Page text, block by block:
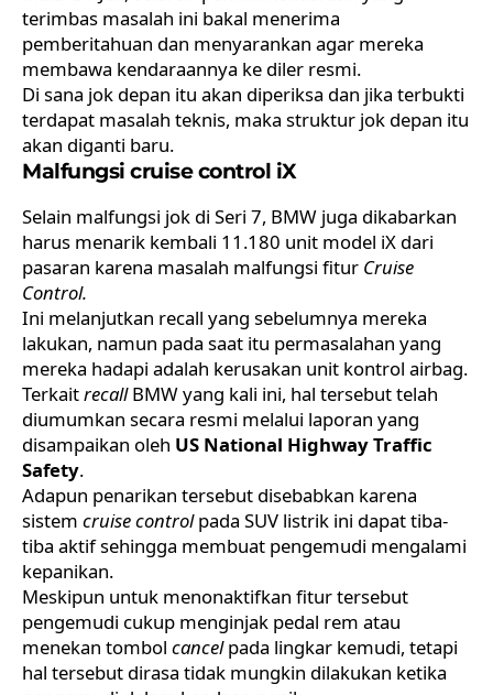
terimbas masalah ini bakal menerima
pemberitahuan dan menyarankan agar mereka
membawa kendaraannya ke diler resmi.
Di sana jok depan itu akan diperiksa dan jika terbukti
terdapat masalah teknis, maka struktur jok depan itu
akan diganti baru.
Malfungsi cruise control iX
Selain malfungsi jok di Seri 7, BMW juga dikabarkan
harus menarik kembali 11.180 unit model iX dari
pasaran karena masalah malfungsi fitur Cruise
Control.
Ini melanjutkan recall yang sebelumnya mereka
lakukan, namun pada saat itu permasalahan yang
mereka hadapi adalah kerusakan unit kontrol airbag.
TerkaitrecallBMW yang kali ini, hal tersebut telah
diumumkan secara resmi melalui laporan yang
disampaikan oleh US National Highway Traffic
Safety.
Adapun penarikan tersebut disebabkan karena
sistem cruise controlpada SUV listrik ini dapat tiba-
tiba aktif sehingga membuat pengemudi mengalami
kepanikan.
Meskipun untuk menonaktifkan fitur tersebut
pengemudi cukup menginjak pedal rem atau
menekan tombol cancelpada lingkar kemudi, tetapi
hal tersebut dirasa tidak mungkin dilakukan ketika